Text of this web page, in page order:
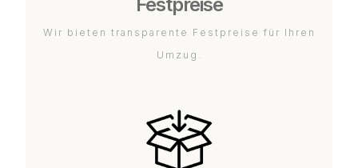
Wir bieten transparente Festpreise für Ihren
Umzug.